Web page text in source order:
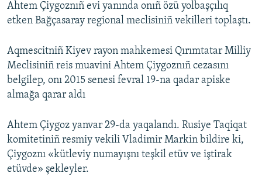
Ahtem Çiygoznıñ evi yanında onıñ özü yolbaşçılıq
etken Bağçasaray regional meclisiniñ vekilleri toplaştı.
Aqmescitniñ Kiyev rayon mahkemesi Qırımtatar Milliy
Meclisiniñ reis muavini Ahtem Çiygoznıñ cezasını
belgilep, onı 2015 senesi fevral 19-na qadar apiske
almağa qarar aldı
Ahtem Çiygoz yanvar 29-da yaqalandı. Rusiye Taqiqat
komitetiniñ resmiy vekili Vladimir Markin bildire ki,
Çiygoznı «kütleviy numayışnı teşkil etüv ve iştirak
etüvde» şekleyler.